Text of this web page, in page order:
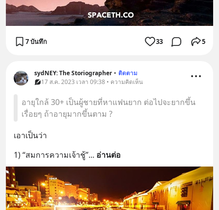
7 บันทึก 33 5
sydNEY: The Storiographer • ติดตาม
17 ส.ค. 2023 เวลา 09:38 • ความคิดเห็น
อายุใกล้ 30+ เป็นผู้ชายที่หาแฟนยาก ต่อไปจะยากขึ้น
เรื่อยๆ ถ้าอายุมากขึ้นตาม ?
เอาเป็นว่า
1) “สมการความเจ้าชู้”... อ่านต่อ